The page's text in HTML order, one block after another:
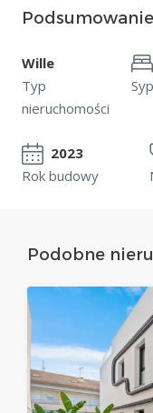
Wille
Typ
nieruchomości
2023
Rok budowy
Podobne